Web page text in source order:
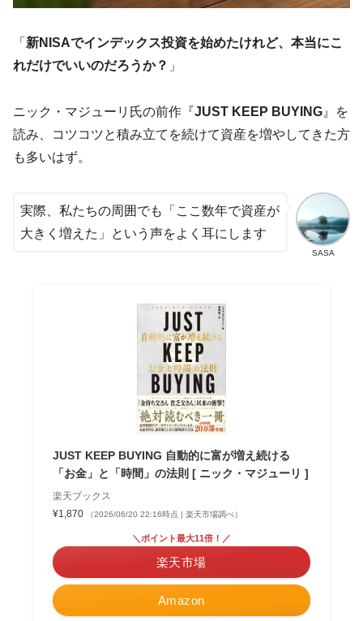
「 新NISAでインデックス投資を始めたけれど、本当にこ
れだけでいいのだろうか？ 」
ニック・マジューリ氏の前作『JUST KEEP BUYING 』を
読み、コツコツと積み立てを続けて資産を増やしてきた方
も多いはず。
SASA
実際、私たちの周囲でも「ここ数年で資産が
大きく増えた」という声をよく耳にします
JUST KEEP BUYING 自動的に富が増え続ける
「お金」と「時間」の法則 [ ニック・マジューリ ]
楽天ブックス
¥1,870
（2026/06/20 22:16時点 | 楽天市場調べ）
Amazon
＼ポイント最大11倍！／
楽天市場